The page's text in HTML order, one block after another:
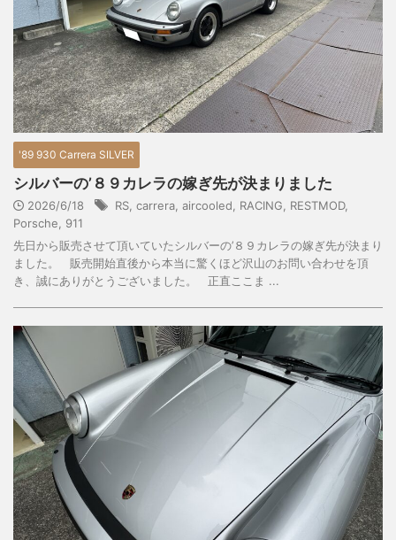
'89 930 Carrera SILVER
シルバーの’８９カレラの嫁ぎ先が決まりました
2026/6/18 RS carrera aircooled RACING RESTMOD,
Porsche
911
先日から販売させて頂いていたシルバーの’８９カレラの嫁ぎ先が決まり
ました。 販売開始直後から本当に驚くほど沢山のお問い合わせを頂
き、誠にありがとうございました。 正直ここま ...